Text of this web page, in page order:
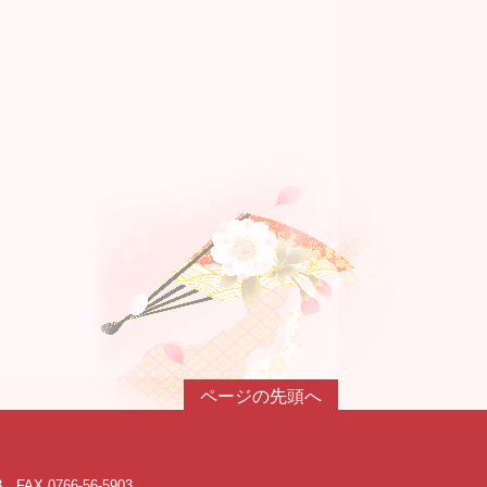
ページの先頭へ